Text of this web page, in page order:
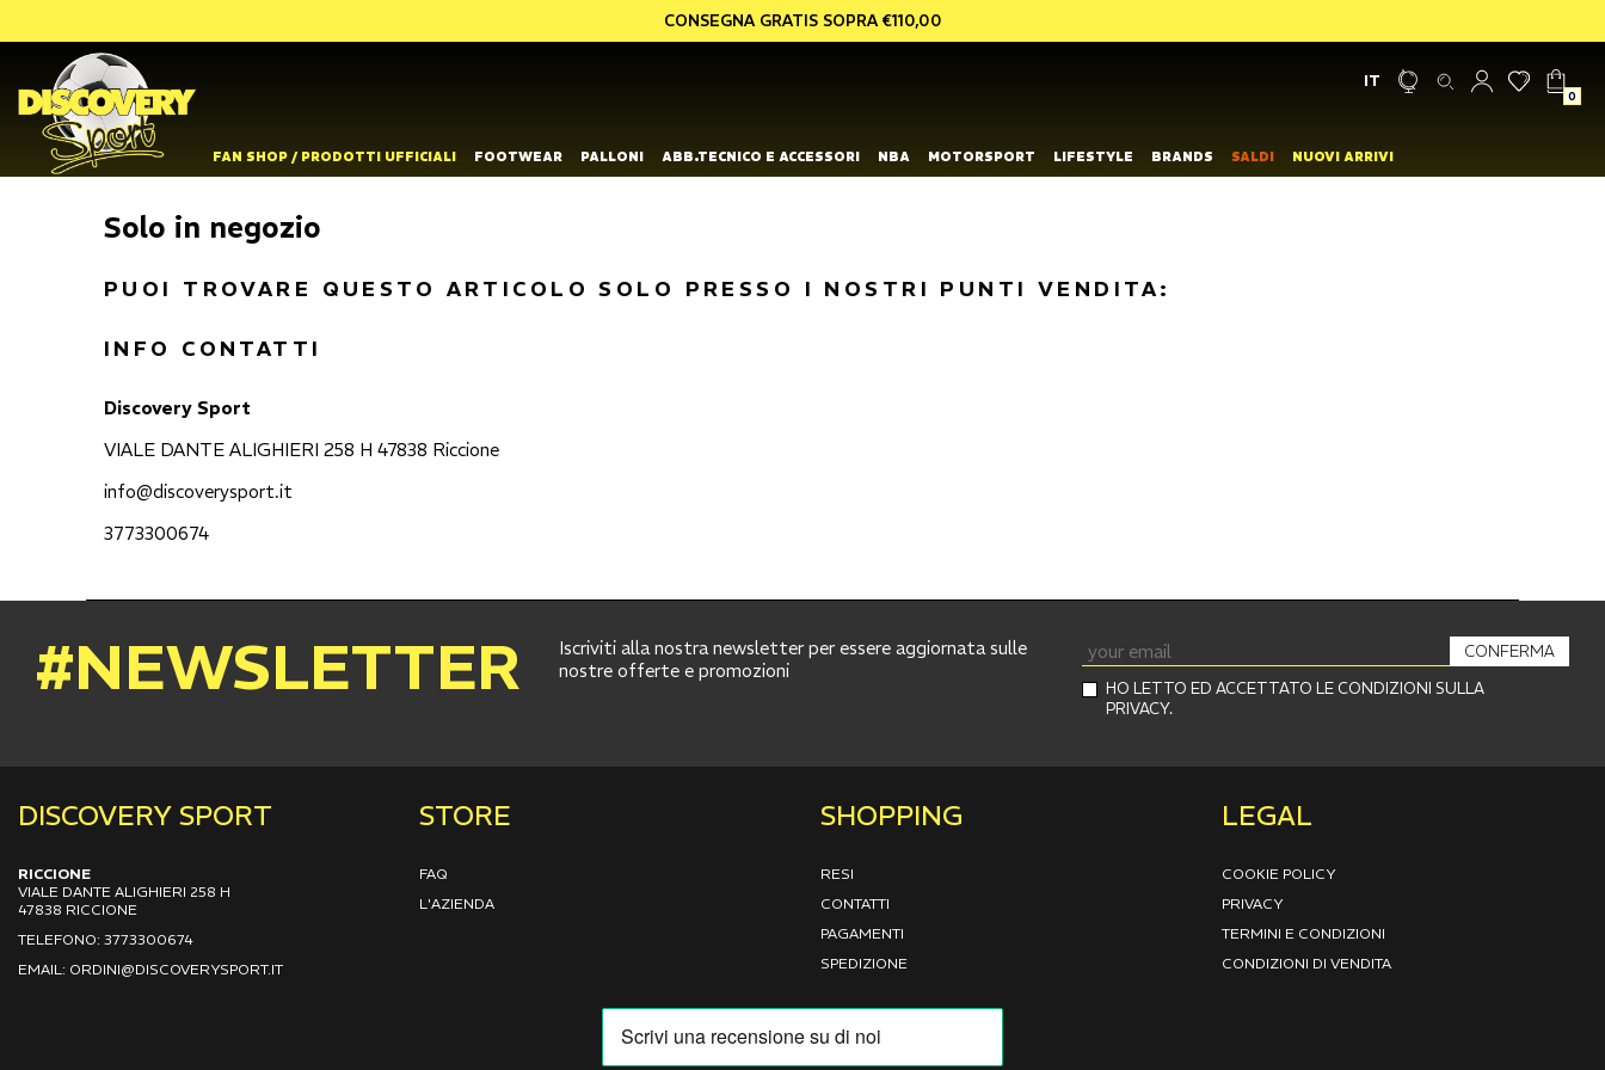
CONSEGNA GRATIS SOPRA €110,00
IT
0
FOOTWEAR PALLONI ABB.TECNICO E ACCESSORI NBA MOTORSPORT LIFESTYLE
FAN SHOP / PRODOTTI UFFICIALI BRANDS SALDI NUOVI ARRIVI
Solo in negozio
PUOI TROVARE QUESTO ARTICOLO SOLO PRESSO I NOSTRI PUNTI VENDITA:
INFO CONTATTI
Discovery Sport
VIALE DANTE ALIGHIERI 258 H 47838 Riccione
info@discoverysport.it
3773300674
#NEWSLETTER
Iscriviti alla nostra newsletter per essere aggiornata sulle
nostre offerte e promozioni
HO LETTO ED ACCETTATO LE CONDIZIONI SULLA
PRIVACY.
CONFERMA
DISCOVERY SPORT
RICCIONE
VIALE DANTE ALIGHIERI 258 H
47838 RICCIONE
TELEFONO: 3773300674
EMAIL: ORDINI@DISCOVERYSPORT.IT
STORE
FAQ
L'AZIENDA
SHOPPING
RESI
CONTATTI
PAGAMENTI
SPEDIZIONE
LEGAL
COOKIE POLICY
PRIVACY
TERMINI E CONDIZIONI
CONDIZIONI DI VENDITA